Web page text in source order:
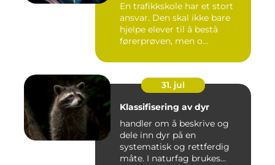
En trafikkskole har et stort
ansvar. Den skal ikke bare
hjelpe elever til å bestå
førerprøven, men o...
31. jul
Klassifisering av dyr
handler om å beskrive og
dele inn dyr på en
systematisk og rettferdig
måte. I naturfag brukes